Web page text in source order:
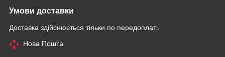
Умови доставки
Доставка здійснюється тільки по передоплаті.
Нова Пошта